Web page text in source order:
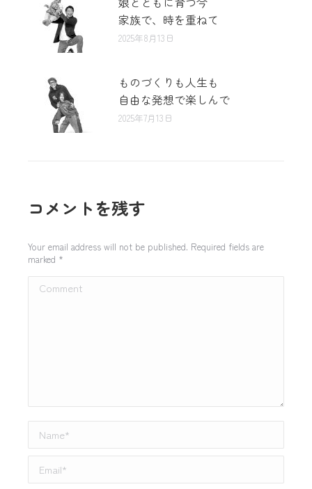
家族で、時を重ねて
2025年8月13日
ものづくりも人生も
自由な発想で楽しんで
2025年7月13日
コメントを残す
Your email address will not be published. Required fields are
marked *
Comment
Name *
Email *